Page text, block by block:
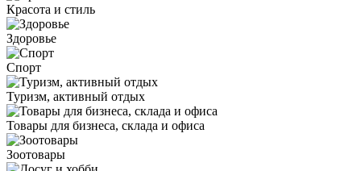
Красота и стиль
Здоровье
Спорт
Туризм, активный отдых
Товары для бизнеса, склада и офиса
Зоотовары